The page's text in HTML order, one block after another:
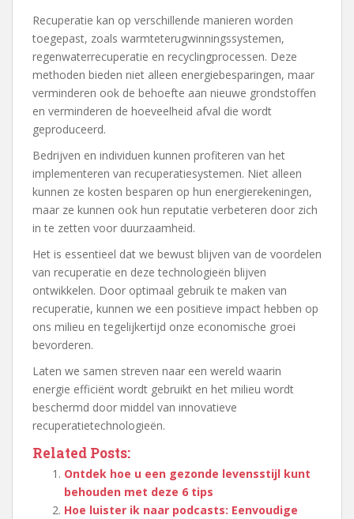
Recuperatie kan op verschillende manieren worden
toegepast, zoals warmteterugwinningssystemen,
regenwaterrecuperatie en recyclingprocessen. Deze
methoden bieden niet alleen energiebesparingen, maar
verminderen ook de behoefte aan nieuwe grondstoffen
en verminderen de hoeveelheid afval die wordt
geproduceerd.
Bedrijven en individuen kunnen profiteren van het
implementeren van recuperatiesystemen. Niet alleen
kunnen ze kosten besparen op hun energierekeningen,
maar ze kunnen ook hun reputatie verbeteren door zich
in te zetten voor duurzaamheid.
Het is essentieel dat we bewust blijven van de voordelen
van recuperatie en deze technologieën blijven
ontwikkelen. Door optimaal gebruik te maken van
recuperatie, kunnen we een positieve impact hebben op
ons milieu en tegelijkertijd onze economische groei
bevorderen.
Laten we samen streven naar een wereld waarin
energie efficiënt wordt gebruikt en het milieu wordt
beschermd door middel van innovatieve
recuperatietechnologieën.
Related Posts:
Ontdek hoe u een gezonde levensstijl kunt
behouden met deze 6 tips
Hoe luister ik naar podcasts: Eenvoudige